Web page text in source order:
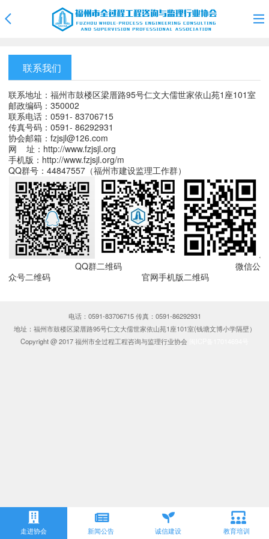
联系我们
联系地址：福州市鼓楼区梁厝路95号仁文大儒世家依山苑1座101室
邮政编码：350002
联系电话：0591- 83706715
传真号码：0591- 86292931
协会邮箱：fzjsjl@126.com
网 址： http://www.fzjsjl.org
手机版：http://www.fzjsjl.org/m
QQ群号：44847557（福州市建设监理工作群）
QQ群二维码 微信公
众号二维码 官网手机版二维码
电话：0591-83706715 传真：0591-86292931
地址：福州市鼓楼区梁厝路95号仁文大儒世家依山苑1座101室(钱塘文博小学隔壁）
Copyright @ 2017 福州市全过程工程咨询与监理行业协会
走进协会 新闻公告 诚信建设 教育培训